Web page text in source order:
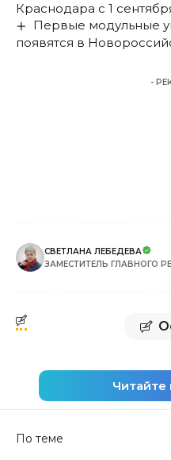
Краснодара с 1
Первые модульные
появятся в
-
СВЕТЛАНА ЛЕБЕДЕВА
ЗАМЕСТИТЕЛЬ ГЛАВНОГО
По теме